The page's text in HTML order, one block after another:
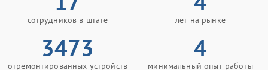
сотрудников в штате лет на рынке
3473
отремонтированных устройств
4
минимальный опыт работы